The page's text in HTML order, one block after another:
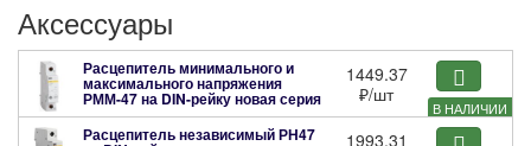
Аксессуары
В НАЛИЧИИ
Расцепитель минимального и
максимального напряжения
РММ-47 на DIN-рейку новая серия
MVA01D-RMM
1449.37
₽/шт
Расцепитель независимый РН47
1993.31